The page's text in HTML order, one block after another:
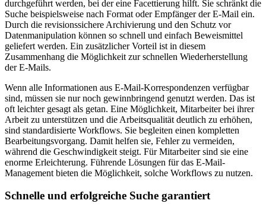
durchgeführt werden, bei der eine Facettierung hilft. Sie schränkt die
Suche beispielsweise nach Format oder Empfänger der E-Mail ein.
Durch die revisionssichere Archivierung und den Schutz vor
Datenmanipulation können so schnell und einfach Beweismittel
geliefert werden. Ein zusätzlicher Vorteil ist in diesem
Zusammenhang die Möglichkeit zur schnellen Wiederherstellung
der E-Mails.
Wenn alle Informationen aus E-Mail-Korrespondenzen verfügbar
sind, müssen sie nur noch gewinnbringend genutzt werden. Das ist
oft leichter gesagt als getan. Eine Möglichkeit, Mitarbeiter bei ihrer
Arbeit zu unterstützen und die Arbeitsqualität deutlich zu erhöhen,
sind standardisierte Workflows. Sie begleiten einen kompletten
Bearbeitungsvorgang. Damit helfen sie, Fehler zu vermeiden,
während die Geschwindigkeit steigt. Für Mitarbeiter sind sie eine
enorme Erleichterung. Führende Lösungen für das E-Mail-
Management bieten die Möglichkeit, solche Workflows zu nutzen.
Schnelle und erfolgreiche Suche garantiert